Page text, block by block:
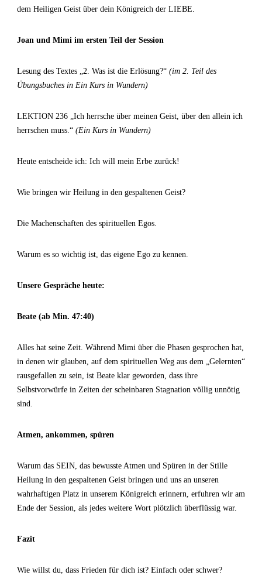
dem Heiligen Geist über dein Königreich der LIEBE.
Joan und Mimi im ersten Teil der Session
Lesung des Textes „2. Was ist die Erlösung?“ (im 2. Teil des
Übungsbuches in Ein Kurs in Wundern)
LEKTION 236 „Ich herrsche über meinen Geist, über den allein ich
herrschen muss.“ (Ein Kurs in Wundern)
Heute entscheide ich: Ich will mein Erbe zurück!
Wie bringen wir Heilung in den gespaltenen Geist?
Die Machenschaften des spirituellen Egos.
Warum es so wichtig ist, das eigene Ego zu kennen.
Unsere Gespräche heute:
Beate (ab Min. 47:40)
Alles hat seine Zeit. Während Mimi über die Phasen gesprochen hat,
in denen wir glauben, auf dem spirituellen Weg aus dem „Gelernten“
rausgefallen zu sein, ist Beate klar geworden, dass ihre
Selbstvorwürfe in Zeiten der scheinbaren Stagnation völlig unnötig
sind.
Atmen, ankommen, spüren
Warum das SEIN, das bewusste Atmen und Spüren in der Stille
Heilung in den gespaltenen Geist bringen und uns an unseren
wahrhaftigen Platz in unserem Königreich erinnern, erfuhren wir am
Ende der Session, als jedes weitere Wort plötzlich überflüssig war.
Fazit
Wie willst du, dass Frieden für dich ist? Einfach oder schwer?